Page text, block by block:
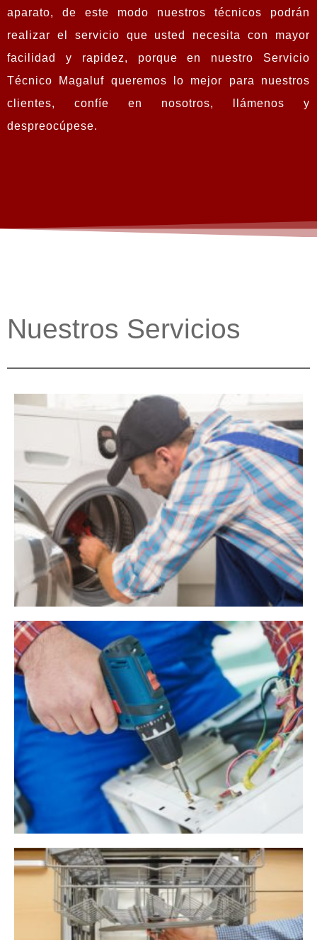
aparato, de este modo nuestros técnicos podrán
realizar el servicio que usted necesita con mayor
facilidad y rapidez, porque en nuestro Servicio
Técnico Magaluf queremos lo mejor para nuestros
clientes, confíe en nosotros, llámenos y
despreocúpese.
Nuestros Servicios